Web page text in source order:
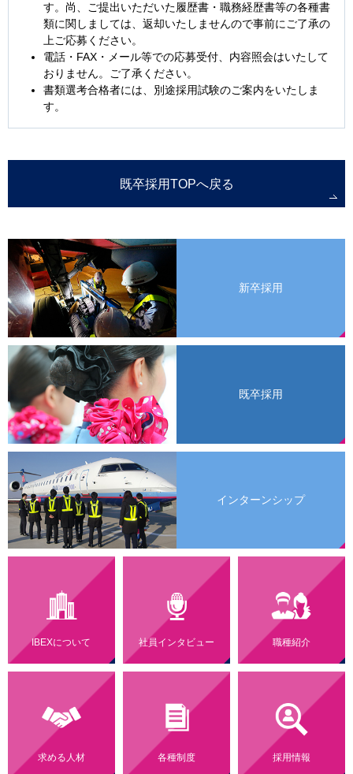
す。尚、ご提出いただいた履歴書・職務経歴書等の各種書
類に関しましては、返却いたしませんので事前にご了承の
上ご応募ください。
電話・FAX・メール等での応募受付、内容照会はいたして
おりません。ご了承ください。
書類選考合格者には、別途採用試験のご案内をいたしま
す。
既卒採用TOPへ戻る
新卒採用
既卒採用
インターンシップ
IBEXについて 社員インタビュー 職種紹介
求める人材 各種制度 採用情報